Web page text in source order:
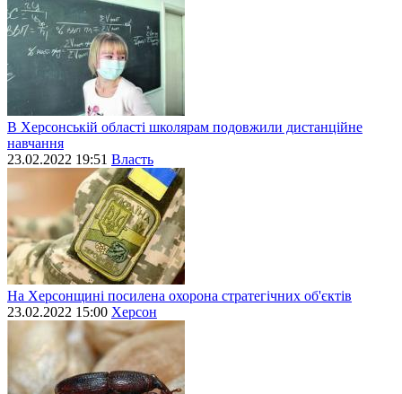
В Херсонській області школярам подовжили дистанційне
навчання
23.02.2022 19:51 Власть
На Херсонщині посилена охорона стратегічних об'єктів
23.02.2022 15:00 Херсон